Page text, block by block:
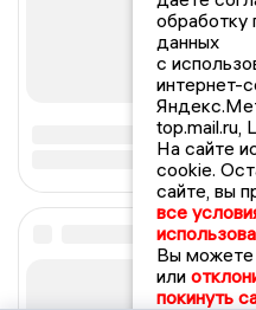
обработку
данных
с
интернет-
top.mail.ru,
На сайте
cookie.
сайте, вы
все
Вы можете
или
покинуть